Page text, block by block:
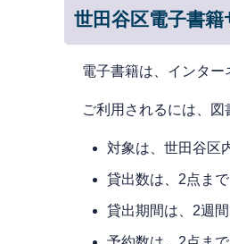
世田谷区電子書
電⼦書籍は、インター
ご利⽤されるには、図
対象は、世⽥⾕区
貸出数は、2点まで
貸出期間は、2週間